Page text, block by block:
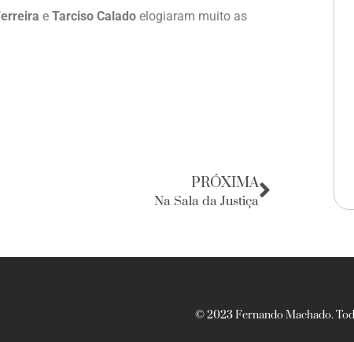
e Tarciso Calado elogiaram muito as
PRÓXIMA
Na Sala da Justiça
© 2023 Fernando Machado.